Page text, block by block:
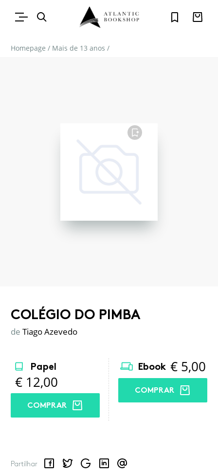
Homepage / Mais de 13 anos /
FAVORITO
COLÉGIO DO PIMBA
de Tiago Azevedo
Papel
€ 12,00
COMPRAR
Ebook € 5,00
COMPRAR
Partilhar
FacebookTwitterGoogle LinkedInEmail